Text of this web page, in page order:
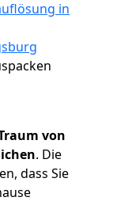
in
von
. Die
dass Sie